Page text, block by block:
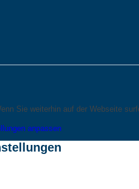
Sie weiterhin auf der Webseite
anpassen